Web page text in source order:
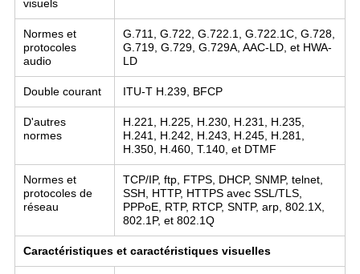
visuels
Normes et
protocoles
audio
G.711, G.722, G.722.1, G.722.1C, G.728,
G.719, G.729, G.729A, AAC-LD, et HWA-
LD
Double courant ITU-T H.239, BFCP
D'autres
normes
H.221, H.225, H.230, H.231, H.235,
H.241, H.242, H.243, H.245, H.281,
H.350, H.460, T.140, et DTMF
Normes et
protocoles de
réseau
TCP/IP, ftp, FTPS, DHCP, SNMP, telnet,
SSH, HTTP, HTTPS avec SSL/TLS,
PPPoE, RTP, RTCP, SNTP, arp, 802.1X,
802.1P, et 802.1Q
Caractéristiques et caractéristiques visuelles